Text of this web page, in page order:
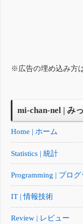
※広告の埋め込み方
mi-chan-nel | み
Home | ホーム
Statistics | 統計
Programming | プロ
IT | 情報技術
Review | レビュー